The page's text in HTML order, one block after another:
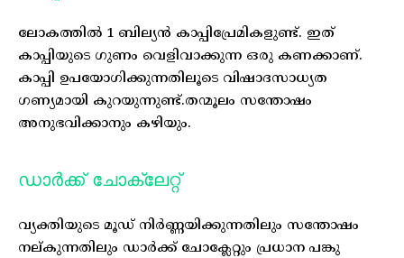
ലോകത്തിൽ 1 ബില്യൻ കാപ്പിപ്രേമികളുണ്ട്. ഇത്
കാപ്പിയുടെ ഗുണം വെളിവാക്കുന്ന ഒരു കണക്കാണ്.
കാപ്പി ഉപയോഗിക്കുന്നതിലൂടെ വിഷാദസാധ്യത
ഗണ്യമായി കുറയുന്നുണ്ട്.തന്മൂലം സന്തോഷം
അനുഭവിക്കാനും കഴിയും.
ഡാർക്ക് ചോക്ലേറ്റ്
വ്യക്തിയുടെ മൂഡ് നിർണ്ണയിക്കുന്നതിലും സന്തോഷം
നല്കുന്നതിലും ഡാർക്ക് ചോക്ലേറ്റും പ്രധാന പങ്കു